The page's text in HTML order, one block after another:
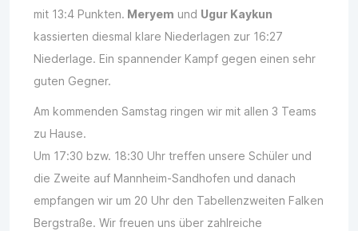
mit 13:4 Punkten. Meryem und Ugur Kaykun
kassierten diesmal klare Niederlagen zur 16:27
Niederlage. Ein spannender Kampf gegen einen sehr
guten Gegner.
Am kommenden Samstag ringen wir mit allen 3 Teams
zu Hause.
Um 17:30 bzw. 18:30 Uhr treffen unsere Schüler und
die Zweite auf Mannheim-Sandhofen und danach
empfangen wir um 20 Uhr den Tabellenzweiten Falken
Bergstraße. Wir freuen uns über zahlreiche